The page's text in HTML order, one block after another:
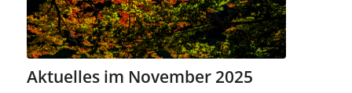
Aktuelles im November 2025